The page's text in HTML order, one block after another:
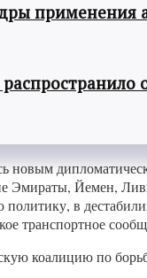
новым
Эмираты, Йемен,
в
транспортное
коалицию по